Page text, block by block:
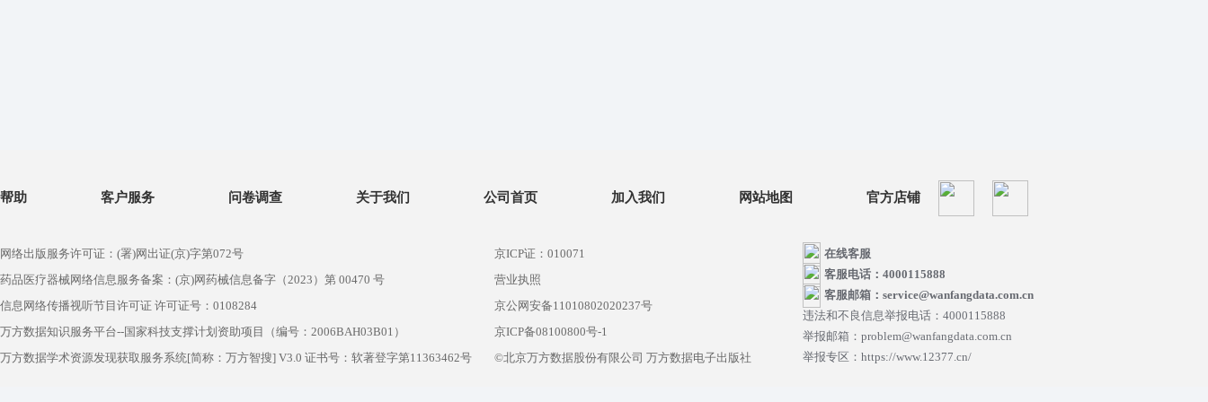
帮助 客户服务 问卷调查 关于我们 公司首页 加入我们 网站地图 官方店铺
网络出版服务许可证：(署)网出证(京)字第072号
药品医疗器械网络信息服务备案：(京)网药械信息备字（2023）第 00470 号
信息网络传播视听节目许可证 许可证号：0108284
万方数据知识服务平台--国家科技支撑计划资助项目（编号：2006BAH03B01）
万方数据学术资源发现获取服务系统[简称：万方智搜] V3.0 证书号：软著登字第11363462号
京ICP证：010071
营业执照
京公网安备11010802020237号
京ICP备08100800号-1
©北京万方数据股份有限公司 万方数据电子出版社
在线客服
客服电话：4000115888
客服邮箱：service@wanfangdata.com.cn
违法和不良信息举报电话：4000115888
举报邮箱：problem@wanfangdata.com.cn
举报专区：https://www.12377.cn/